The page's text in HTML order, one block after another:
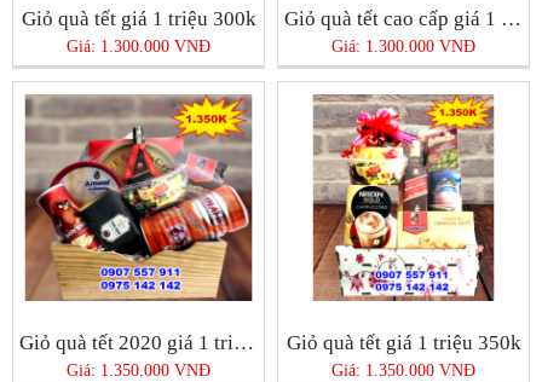
Giỏ quà tết giá 1 triệu 300k
Giá: 1.300.000 VNĐ
Giỏ quà tết cao cấp giá 1 triệu 300k
Giá: 1.300.000 VNĐ
Giỏ quà tết 2020 giá 1 triệu 350k
Giá: 1.350.000 VNĐ
Giỏ quà tết giá 1 triệu 350k
Giá: 1.350.000 VNĐ